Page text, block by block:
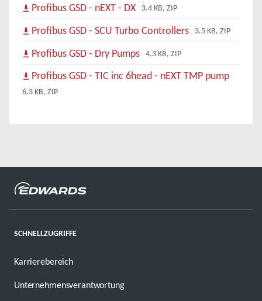
Profibus GSD - nEXT - DX 3.4 KB, ZIP
Profibus GSD - SCU Turbo Controllers 3.5 KB, ZIP
Profibus GSD - Dry Pumps 4.3 KB, ZIP
Profibus GSD - TIC inc 6head - nEXT TMP pump
6.3 KB, ZIP
SCHNELLZUGRIFFE
Karrierebereich
Unternehmensverantwortung